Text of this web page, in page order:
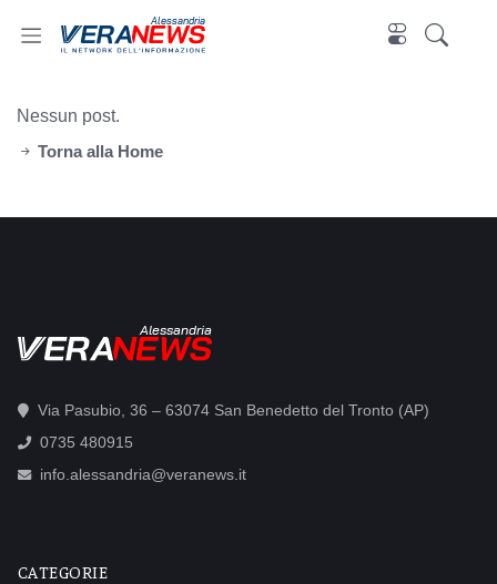
Alessandria
Nessun post.
Torna alla Home
Alessandria
Via Pasubio, 36 – 63074 San Benedetto del Tronto (AP)
0735 480915
info.alessandria@veranews.it
CATEGORIE